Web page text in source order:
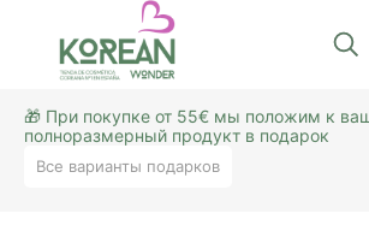
🎁 При покупке от 55€ мы положим к
полноразмерный продукт в подарок
Все варианты подарков